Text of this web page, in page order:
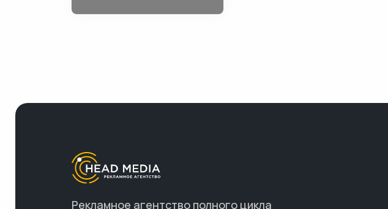
Рекламное агентство полного цикла